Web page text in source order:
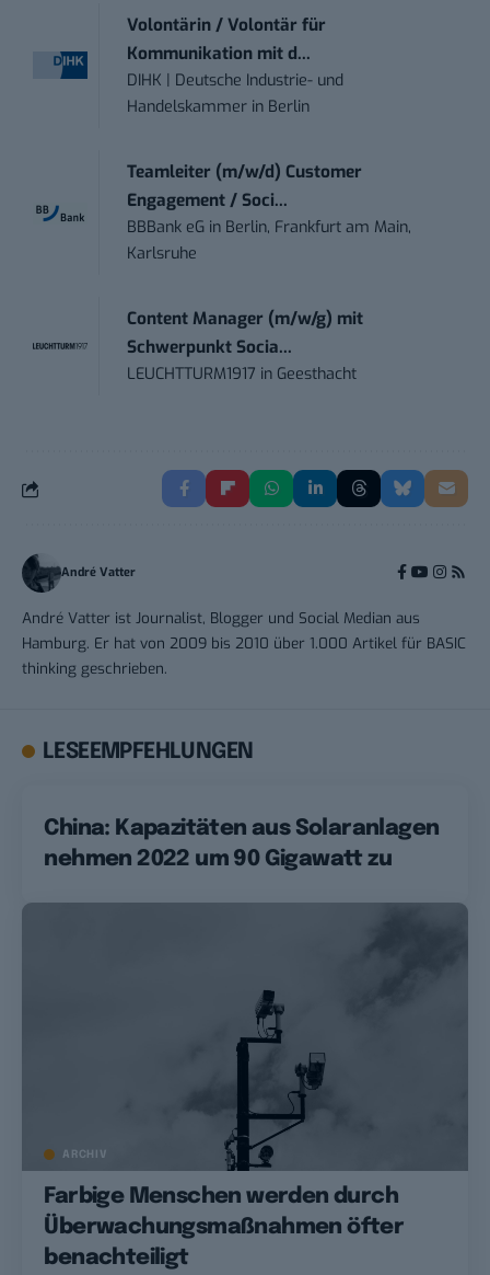
Volontärin / Volontär für
Kommunikation mit d...
DIHK | Deutsche Industrie- und
Handelskammer in Berlin
Teamleiter (m/w/d) Customer
Engagement / Soci...
BBBank eG in Berlin, Frankfurt am Main,
Karlsruhe
Content Manager (m/w/g) mit
Schwerpunkt Socia...
LEUCHTTURM1917 in Geesthacht
André Vatter
André Vatter ist Journalist, Blogger und Social Median aus
Hamburg. Er hat von 2009 bis 2010 über 1.000 Artikel für BASIC
thinking geschrieben.
LESEEMPFEHLUNGEN
China: Kapazitäten aus Solaranlagen
nehmen 2022 um 90 Gigawatt zu
ARCHIV
Farbige Menschen werden durch
Überwachungsmaßnahmen öfter
benachteiligt